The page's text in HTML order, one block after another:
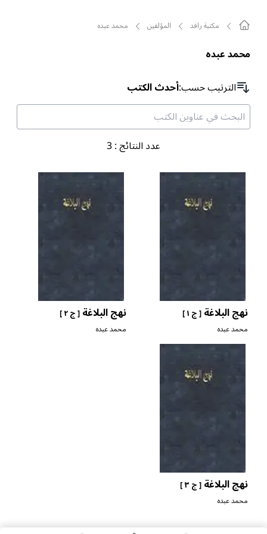
مکتبة رافد المؤلفين محمد عبده
محمد عبده
الترتیب حسب:أحدث الكتب
عدد النتائج:
3
نهج البلاغة[ ج ١ ]
محمد عبده
نهج البلاغة[ ج ٢ ]
محمد عبده
نهج البلاغة[ ج ٣ ]
محمد عبده